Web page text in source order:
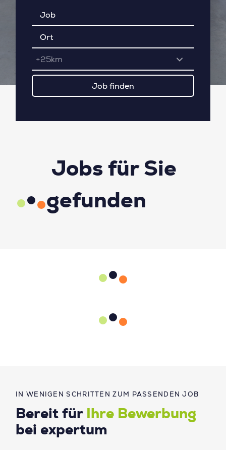
+25km
IN WENIGEN SCHRITTEN ZUM PASSENDEN JOB
Bereit für
Ihre Bewerbung
bei expertum